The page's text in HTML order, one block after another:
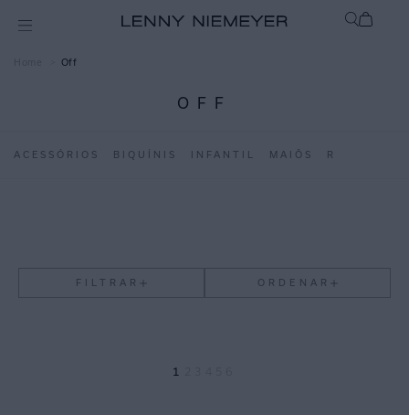
Off
OFF
ACESSÓRIOS BIQUÍNIS INFANTIL MAIÔS ROUPAS
FILTRAR ORDENAR
1